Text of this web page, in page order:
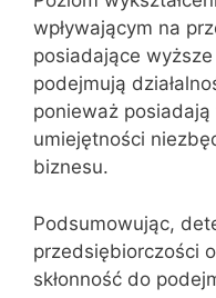
wpływającym na
posiadające
podejmują
ponieważ
umiejętności
biznesu.
Podsumowując,
przedsiębiorczości
skłonność do